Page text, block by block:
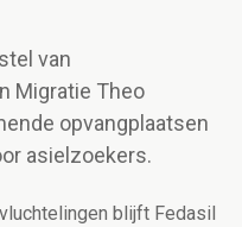
van
Migratie Theo
opvangplaatsen
asielzoekers.
blijft Fedasil